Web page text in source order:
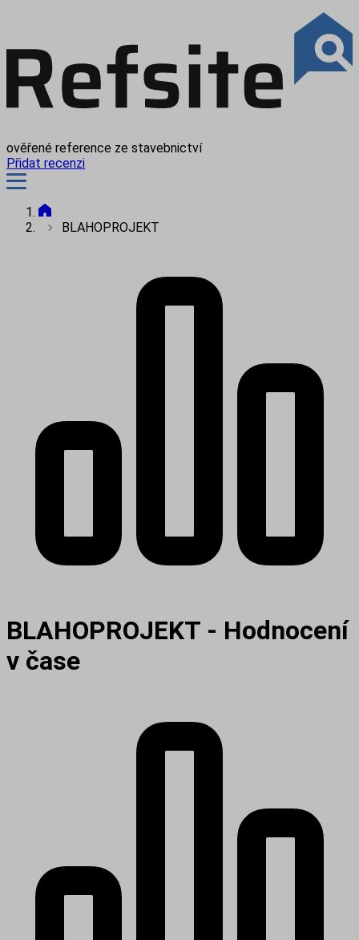
ověřené reference ze stavebnictví
Přidat recenzi
BLAHOPROJEKT
BLAHOPROJEKT - Hodnocení
v čase